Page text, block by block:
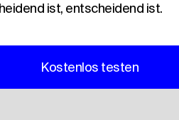
ist, entscheidend ist.
Kostenlos testen